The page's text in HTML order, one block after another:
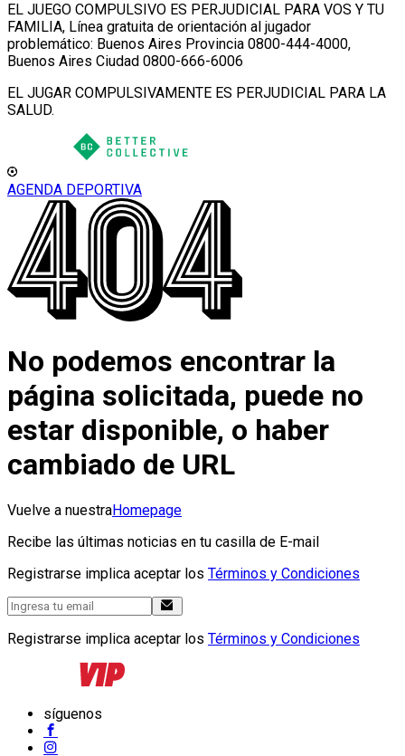
EL JUEGO COMPULSIVO ES PERJUDICIAL PARA VOS Y TU
FAMILIA, Línea gratuita de orientación al jugador
problemático: Buenos Aires Provincia 0800-444-4000,
Buenos Aires Ciudad 0800-666-6006
EL JUGAR COMPULSIVAMENTE ES PERJUDICIAL PARA LA
SALUD.
AGENDA DEPORTIVA
No podemos encontrar la
página solicitada, puede no
estar disponible, o haber
cambiado de URL
Vuelve a nuestraHomepage
Recibe las últimas noticias en tu casilla de E-mail
Registrarse implica aceptar los Términos y Condiciones
Registrarse implica aceptar los Términos y Condiciones
síguenos